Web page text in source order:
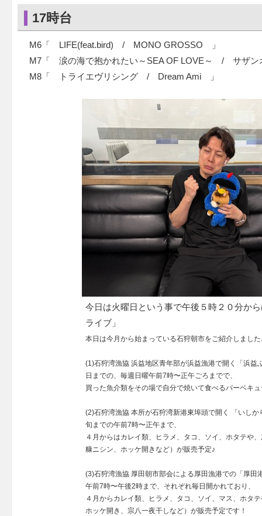
17時台
M6「 LIFE(feat.bird) / MONO GROSSO 」
M7「 涙の海で抱かれたい～SEA OF LOVE～ / サザ
M8「 トライエヴリシング / Dream Ami 」
今日は火曜日という事で午後５時２０分か
ライブ」
本日は今月から始まっている石狩朝市をご紹介しました
(1)石狩湾漁協 浜益地区青年部が浜益漁港で開く「浜益
日までの、毎週日曜午前7時〜正午ごろまでで、
買った魚介類をその場で自分で焼いて食べるバーベキ
(2)石狩湾漁協 本所が石狩湾新港東埠頭で開く 「いし
旬までの午前7時〜正午まで、
４月からはカレイ類、ヒラメ、タコ、ソイ、ホタテや
糠ニシン、ホッケ開きなど）が販売予定♪
(3)石狩湾漁協 厚田朝市部会による厚田漁港での「厚田
午前7時〜午後2時まで、それぞれ毎日開かれており、
４月からカレイ類、ヒラメ、タコ、ソイ、マス、ホタ
ホッケ開き、宗八一夜干しなど）が販売予定です！